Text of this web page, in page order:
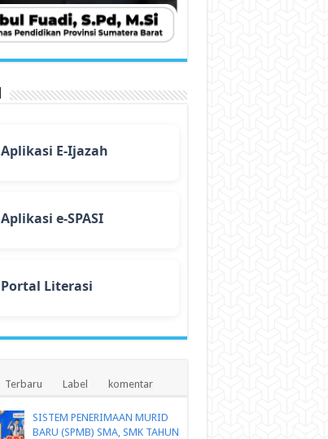
Aplikasi E-Ijazah
Aplikasi e-SPASI
Portal Literasi
Terbaru Label komentar
SISTEM PENERIMAAN MURID
BARU (SPMB) SMA, SMK TAHUN